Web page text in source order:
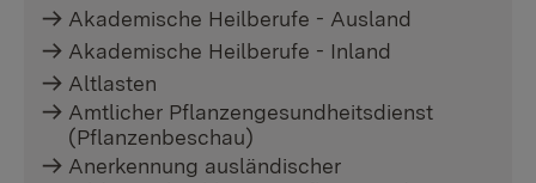
Akademische Heilberufe - Ausland
Akademische Heilberufe - Inland
Altlasten
Amtlicher Pflanzengesundheitsdienst
(Pflanzenbeschau)
Anerkennung ausländischer